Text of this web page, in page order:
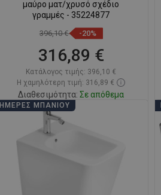
μαύρο ματ/χρυσό σχέδιο
γραμμές - 35224877
396,10 € -20%
316,89 €
Κατάλογος τιμής: 396,10 €
Η χαμηλότερη τιμή: 316,89 €
Διαθεσιμότητα: Σε απόθεμα
Στο καλάθι
Σύγκριση
ΗΜΈΡΕΣ ΜΠΆΝΙΟΥ